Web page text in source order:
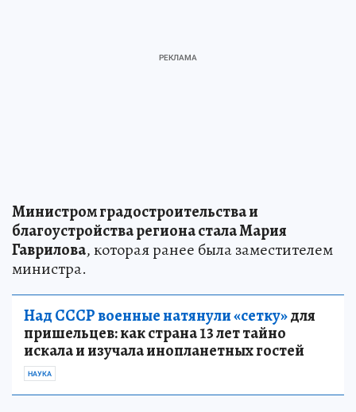
Министром градостроительства и
благоустройства региона стала Мария
Гаврилова, которая ранее была заместителем
министра.
Над СССР военные натянули «сетку»для
пришельцев: как страна 13 лет тайно
искала и изучала инопланетных гостей
НАУКА